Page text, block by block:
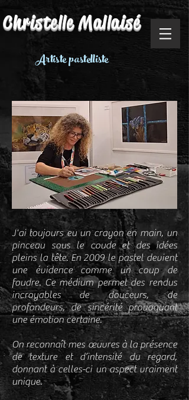
Christelle Mallaisé
Artiste pastelliste
J'ai toujours eu un crayon en main, un
pinceau sous le coude et des idées
pleins la tête. En 2009 le pastel devient
une évidence comme un coup de
foudre. Ce médium permet des rendus
incroyables de douceurs, de
profondeurs, de sincérité provoquant
une émotion certaine.
On reconnaît mes œuvres à la présence
de texture et d’intensité du regard,
donnant à celles-ci un aspect vraiment
unique.